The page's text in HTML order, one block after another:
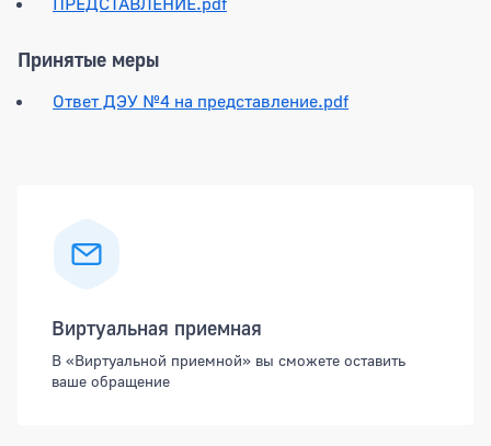
Принятые меры
Ответ ДЭУ №4 на представление.pdf
Виртуальная приемная
В «Виртуальной приемной» вы сможете оставить
ваше обращение